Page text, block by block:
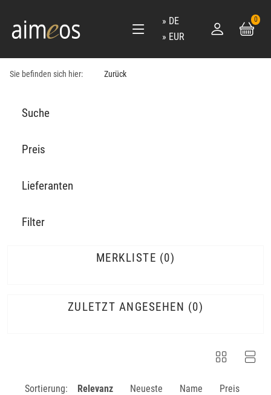
DE
EUR
0
Sie befinden sich hier: Zurück
Suche
Preis
Lieferanten
Filter
MERKLISTE 0
ZULETZT ANGESEHEN 0
Sortierung: Relevanz Neueste Name Preis